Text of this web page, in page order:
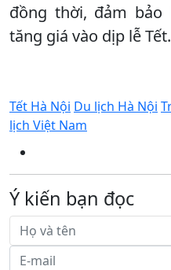
đồng thời, đảm
tăng giá vào dịp lễ
Tết Hà Nội Du lịch Hà Nội
lịch Việt Nam
Ý kiến bạn đọc